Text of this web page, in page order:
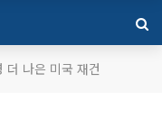
더 나은 미국 재건